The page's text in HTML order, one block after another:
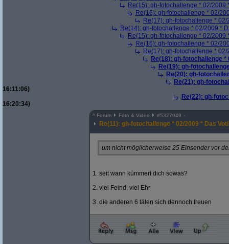
Re(15): gh-fotochallenge * 02/2009
Re(16): gh-fotochallenge * 02/
Re(17): gh-fotochallenge *
Re(14): gh-fotochallenge * 02/2009 *
Re(15): gh-fotochallenge * 02/2009
Re(16): gh-fotochallenge * 02/
Re(17): gh-fotochallenge *
Re(18): gh-fotochallenge *
Re(19): gh-
Re(20): gh-
Re(21): gh-
16:11:06)
Re(22): gh-
16:20:34)
^ Forum Foto & Video #5327049
Re(11): gh-fotochallenge * 02/2009 * Das
um nicht möglicherweise 25 Einsender vor
1. seit wann kümmert dich sowas?
2. viel Feind, viel Ehr
3. die anderen 6 täten sich dennoch freuen